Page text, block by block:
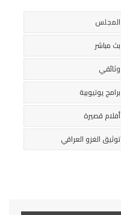
المجلس
بث مباشر
وثائقي
برامج يوتيوبية
أفلام قصيرة
توثيق الغزو العراقي